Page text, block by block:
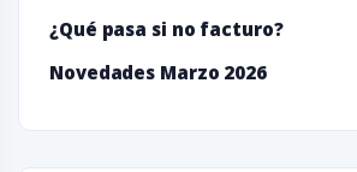
¿Qué pasa si no facturo?
Novedades Marzo 2026